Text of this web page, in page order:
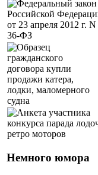
Немного юмора